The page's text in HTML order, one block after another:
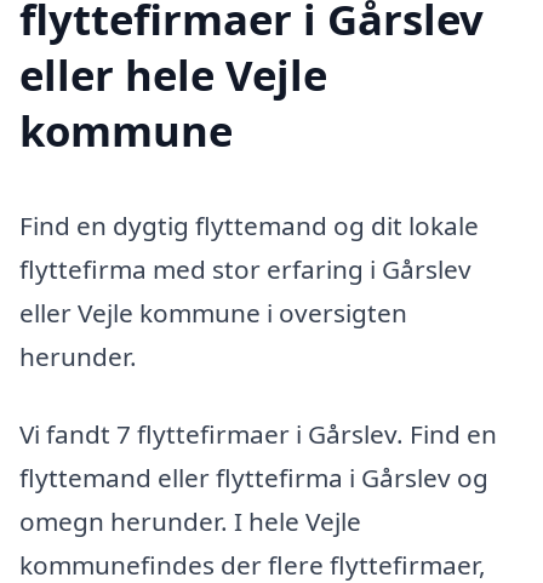
flyttefirmaer i Gårslev
eller hele Vejle
kommune
Find en dygtig flyttemand og dit lokale
flyttefirma med stor erfaring i Gårslev
eller Vejle kommune i oversigten
herunder.
Vi fandt 7 flyttefirmaer i Gårslev. Find en
flyttemand eller flyttefirma i Gårslev og
omegn herunder. I hele Vejle
kommunefindes der flere flyttefirmaer,